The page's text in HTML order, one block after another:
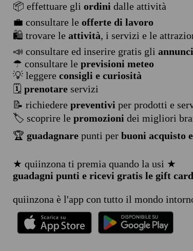
📦 effettuare gli ordini dalle attività
💼 consultare le offerte di lavoro
🛍️ trovare le attività, i servizi e le
📣 consultare ed inserire gratis gli annunci
☂ consultare le previsioni meteo
💡 leggere consigli e curiosità
🗓️ prenotareservizi
📝 richiedere preventivi per prodotti e
🏷️ scoprire le promozioni dei migliori
🏆 guadagnarepunti per buoni acquisto
★ quiinzona ti premia quando la usi ★
guadagni punti e ricevi gratis le gift card
quiinzona è l'app con tutto il mondo